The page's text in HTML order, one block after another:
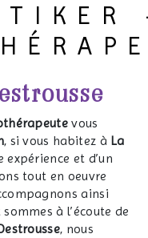
vous
, si vous habitez à La
expérience et d’un
tout en oeuvre
ainsi
à l’écoute de
, nous